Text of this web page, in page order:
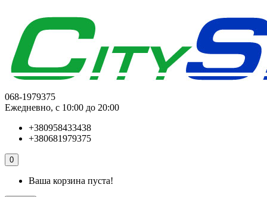
068-1979375
Ежедневно, с 10:00 до 20:00
+380958433438
+380681979375
0
Ваша корзина пуста!